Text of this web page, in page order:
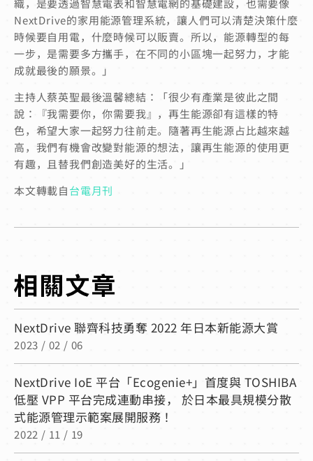
NextDrive的家用能源管理系統，讓人們可以清楚決策什麼
時候要自用電，什麼時候可以販賣。所以，能源轉型的每
一步，是需要多方攜手，在不同的小區塊一起努力，才能
成就最後的願景。」
主持人蔡英聖最後溫馨總結：「很少有產業是彼此之間
說：『我需要你，你需要我』，再生能源卻有這樣的特
色，希望大家一起努力往前走。隨著再生能源占比越來越
高，我們有機會改變對能源的想法，讓再生能源的使用更
有趣，且替我們創造美好的生活。」
本文轉載自台電月刊
NextDrive 聯齊科技勇奪 2022 年日本新能源大賞
2023 / 02 / 06
NextDrive IoE 平台「Ecogenie+」首度與 TOSHIBA
低壓 VPP 平台完成連動串接， 於日本最具規模分散
式能源管理示範案展開服務！
2022 / 11 / 19